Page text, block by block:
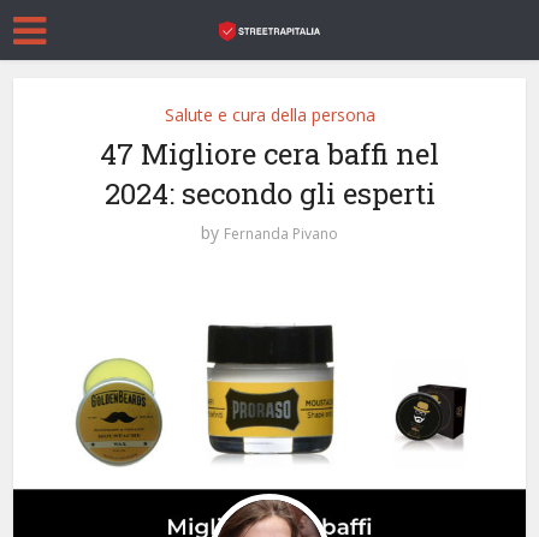
Salute e cura della persona
47 Migliore cera baffi nel
2024: secondo gli esperti
by Fernanda Pivano